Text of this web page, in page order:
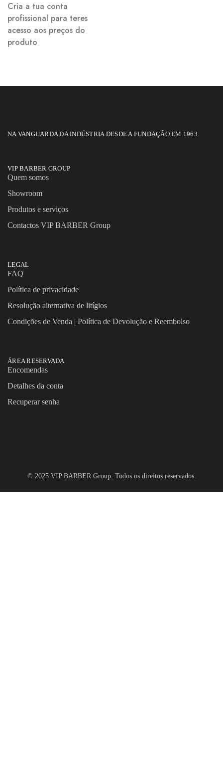
Cria a tua conta
profissional para teres
acesso aos preços do
produto
NA VANGUARDA DA INDÚSTRIA DESDE A FUNDAÇÃO EM 1963
VIP BARBER GROUP
Quem somos
Showroom
Produtos e serviços
Contactos VIP BARBER Group
LEGAL
FAQ
Política de privacidade
Resolução alternativa de litígios
Condições de Venda | Política de Devolução e Reembolso
ÁREA RESERVADA
Encomendas
Detalhes da conta
Recuperar senha
© 2025 VIP BARBER Group. Todos os direitos reservados.